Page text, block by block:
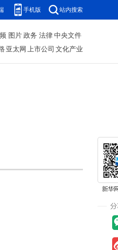
手机版 站内搜索
图片 政务 法律 中央文件
亚太网 上市公司 文化产业